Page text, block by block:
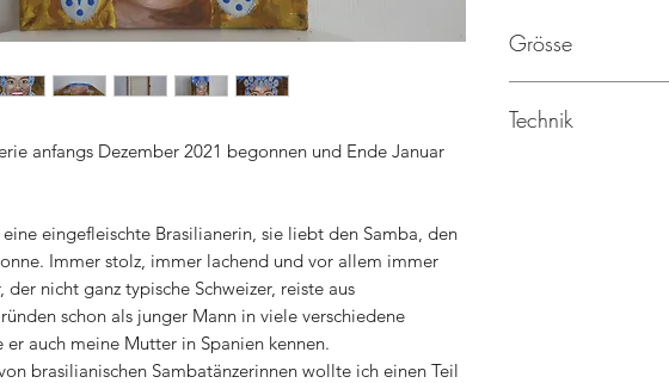
anfangs Dezember 2021 begonnen und Ende Januar
eingefleischte Brasilianerin, sie liebt den Samba, den
Immer stolz, immer lachend und vor allem immer
der nicht ganz typische Schweizer, reiste aus
schon als junger Mann in viele verschiedene
er auch meine Mutter in Spanien kennen.
brasilianischen Sambatänzerinnen wollte ich einen Teil
Grösse
Technik